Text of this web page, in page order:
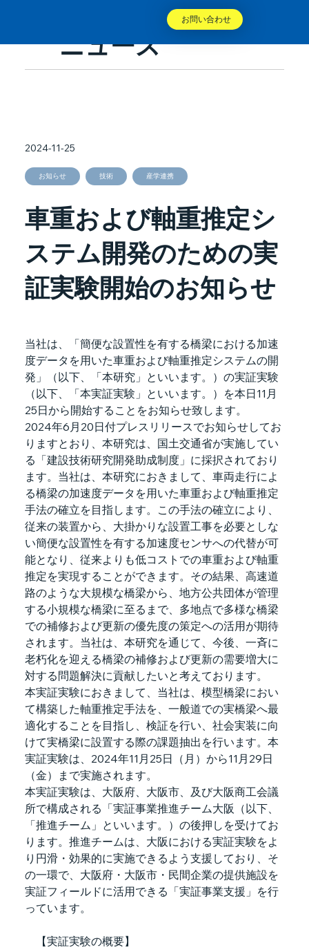
お問い合わせ
ニュース
車重および軸重推定シ
ステム開発のための実
証実験開始のお知らせ
お知らせ 技術 産学連携
2024-11-25
当社は、「簡便な設置性を有する橋梁における加速
度データを用いた車重および軸重推定システムの開
発」（以下、「本研究」といいます。）の実証実験
（以下、「本実証実験」といいます。）を本日11月
25日から開始することをお知らせ致します。
2024年6月20日付プレスリリースでお知らせしてお
りますとおり、本研究は、国土交通省が実施してい
る「建設技術研究開発助成制度」に採択されており
ます。当社は、本研究におきまして、車両走行によ
る橋梁の加速度データを用いた車重および軸重推定
手法の確立を目指します。この手法の確立により、
従来の装置から、大掛かりな設置工事を必要としな
い簡便な設置性を有する加速度センサへの代替が可
能となり、従来よりも低コストでの車重および軸重
推定を実現することができます。その結果、高速道
路のような大規模な橋梁から、地方公共団体が管理
する小規模な橋梁に至るまで、多地点で多様な橋梁
での補修および更新の優先度の策定への活用が期待
されます。当社は、本研究を通じて、今後、一斉に
老朽化を迎える橋梁の補修および更新の需要増大に
対する問題解決に貢献したいと考えております。
本実証実験におきまして、当社は、模型橋梁におい
て構築した軸重推定手法を、一般道での実橋梁へ最
適化することを目指し、検証を行い、社会実装に向
けて実橋梁に設置する際の課題抽出を行います。本
実証実験は、2024年11月25日（月）から11月29日
（金）まで実施されます。
本実証実験は、大阪府、大阪市、及び大阪商工会議
所で構成される「実証事業推進チーム大阪（以下、
「推進チーム」といいます。）の後押しを受けてお
ります。推進チームは、大阪における実証実験をよ
り円滑・効果的に実施できるよう支援しており、そ
の一環で、大阪府・大阪市・民間企業の提供施設を
実証フィールドに活用できる「実証事業支援」を行
っています。
【実証実験の概要】